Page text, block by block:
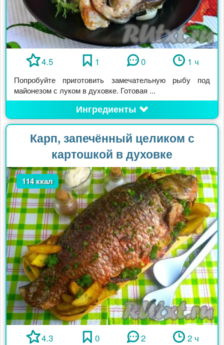
4.5 1 0 1 ч
Попробуйте приготовить замечательную рыбу под
майонезом с луком в духовке. Готовая ...
Ингредиенты
Карп, запечённый целиком с
картошкой в духовке
114 ккал
4.3 0 2 2 ч